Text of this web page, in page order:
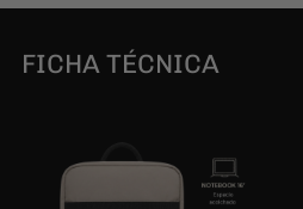
FICHA TÉCNICA